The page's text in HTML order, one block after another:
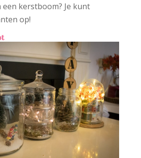
een kerstboom? Je kunt
op!